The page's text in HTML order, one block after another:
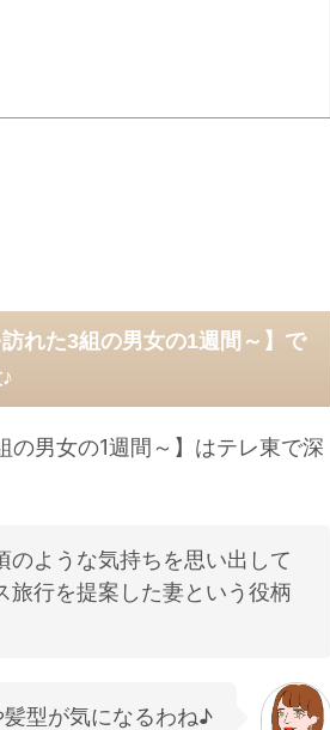
れた3組の男女の1週間～】で
の男女の1週間～】はテレ東で深
ような気持ちを思い出して
旅行を提案した妻という役柄
型が気になるわね♪